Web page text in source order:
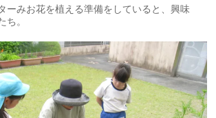
ーみお花を植える準備をしていると、興味
ち。